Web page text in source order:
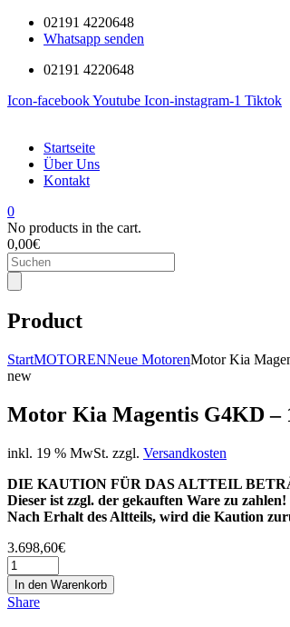
02191 4220648
Whatsapp senden
02191 4220648
Icon-facebookYoutube Icon-instagram-1 Tiktok
Startseite
Über Uns
Kontakt
0
No products in the cart.
0,00€
Products
search
Product
StartMOTORENNeue MotorenMotor Kia
new
Motor Kia Magentis G4KD –
inkl. 19 % MwSt. zzgl. Versandkosten
DIE KAUTION FÜR DAS ALTTEIL
Dieser ist zzgl. der gekauften Ware zu zahlen!
Nach Erhalt des Altteils, wird die Kaution
3.698,60€
In den Warenkorb
Share